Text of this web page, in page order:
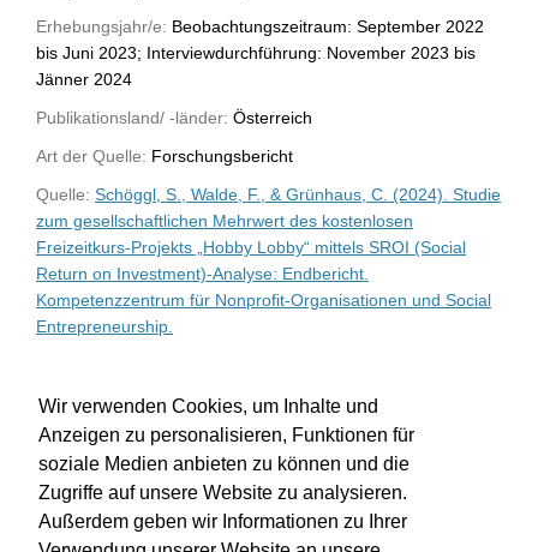
Wir verwenden Cookies, um Inhalte und
Anzeigen zu personalisieren, Funktionen für
soziale Medien anbieten zu können und die
Zugriffe auf unsere Website zu analysieren.
Außerdem geben wir Informationen zu Ihrer
Erhebungsjahr/e: Beobachtungszeitraum: September 2022
bis Juni 2023; Interviewdurchführung: November 2023 bis
Jänner 2024
Publikationsland/ -länder: Österreich
Art der Quelle: Forschungsbericht
Quelle: Schöggl, S., Walde, F., & Grünhaus, C. (2024). Studie
zum gesellschaftlichen Mehrwert des kostenlosen
Freizeitkurs-Projekts „Hobby Lobby“ mittels SROI (Social
Return on Investment)-Analyse: Endbericht.
Kompetenzzentrum für Nonprofit-Organisationen und Social
Entrepreneurship.